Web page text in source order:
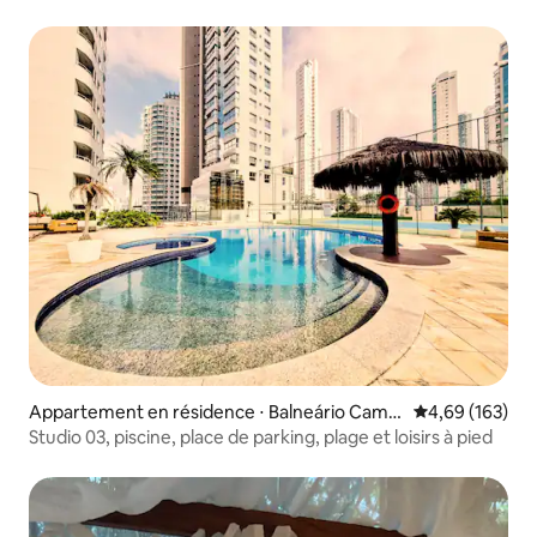
Appartement en résidence ⋅ Balneário Camb
oriú
Évaluation
4,69 (163)
Studio 03, piscine, place de parking, plage et loisirs à pied